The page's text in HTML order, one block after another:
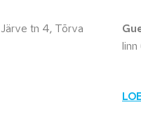
Järve tn 4, Tõrva